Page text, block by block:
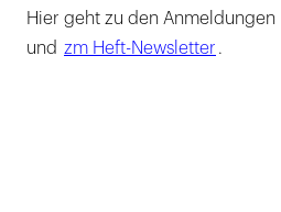
Hier geht zu den Anmeldungen
und zm Heft-Newsletter .